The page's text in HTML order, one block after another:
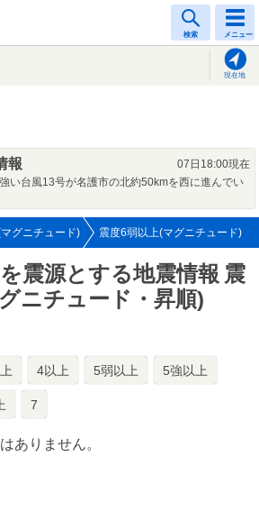
検索 メニュー
現在地
報
07日18:00現在
い台風13号が名護市の北約50kmを西に進んでい
グニチュード) 震度6弱以上(マグニチュード)
震源とする地震情報 震
ニチュード・昇順)
4以上 5弱以上 5強以上
7
ありません。